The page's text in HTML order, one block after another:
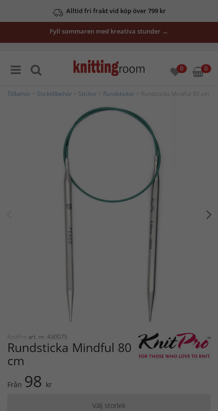
Alltid fri frakt vid köp över 799 kr
Fyll sommaren med kreativa stunder →
0 0
Tillbehör Sticktillbehör Stickor Rundstickor > Rundsticka Mindful 80 cm
KnitPro art. nr: 430075
Rundsticka Mindful 80
cm
Från 98 kr
Välj storlek